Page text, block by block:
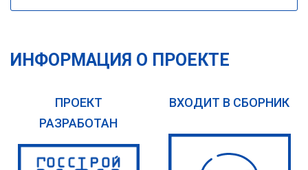
ИНФОРМАЦИЯ О ПРОЕКТЕ
ПРОЕКТ
РАЗРАБОТАН
ВХОДИТ В СБОРНИК